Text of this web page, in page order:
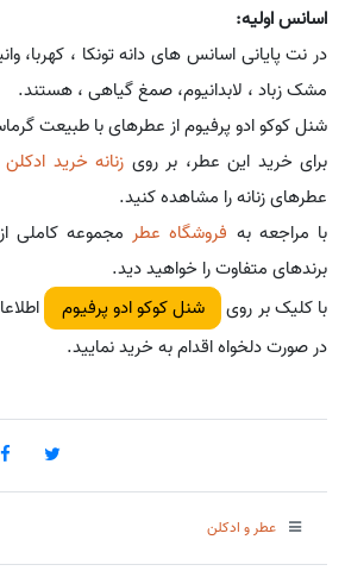
اسانس اولیه:
در نت پایانی اسانس های دانه تونکا ،
مشک زباد ، لابدانیوم، صمغ گیاهی ، هستند.
شنل کوکو ادو پرفیوم از عطرهای با طبیعت
برای خرید این عطر، بر روی زنانه خرید
عطرهای زنانه را مشاهده کنید.
با مراجعه به فروشگاه عطر مجموعه کاملی
برندهای متفاوت را خواهید دید.
با کلیک بر روی
شنل کوکو ادو پرفیوم
در صورت دلخواه اقدام به خرید نمایید.
عطر و ادکلن